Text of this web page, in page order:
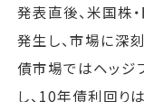
発表直後、米国株
発生し、市場に深
債市場ではヘッジ
し、10年債利回り